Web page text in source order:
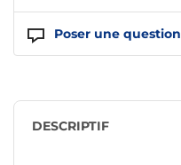
Poser une question
DESCRIPTIF